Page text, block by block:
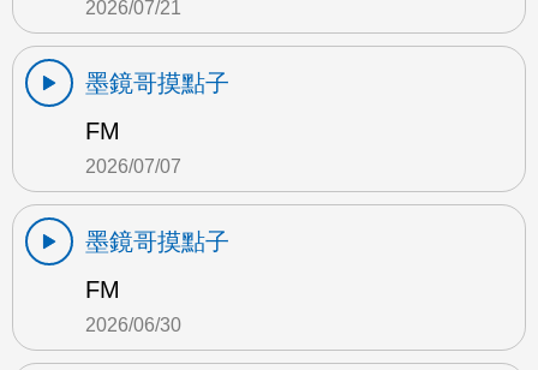
2026/07/21
墨鏡哥摸點子
FM
2026/07/07
墨鏡哥摸點子
FM
2026/06/30